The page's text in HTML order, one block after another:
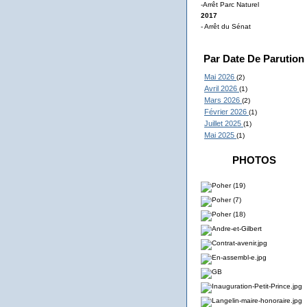
-Arrêt Parc Naturel
2017
- Arrêt du Sénat
Par Date De Parution
Mai 2026 (2)
Avril 2026 (1)
Mars 2026 (2)
Février 2026 (1)
Juillet 2025 (1)
Mai 2025 (1)
PHOTOS